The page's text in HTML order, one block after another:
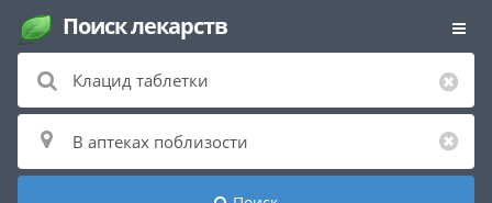
Поиск лекарств